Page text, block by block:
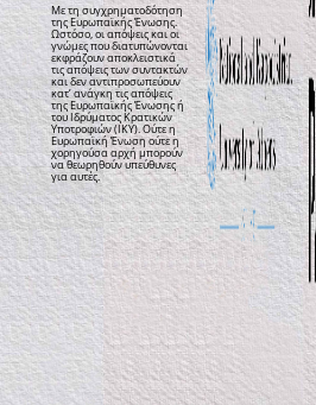
Με τη συγχρηματοδότηση
της Ευρωπαϊκής Ένωσης.
Ωστόσο, οι απόψεις και οι
γνώμες που διατυπώνονται
εκφράζουν αποκλειστικά
τις απόψεις των συντακτών
και δεν αντιπροσωπεύουν
κατ’ ανάγκη τις απόψεις
της Ευρωπαϊκής Ένωσης ή
του Ιδρύματος Κρατικών
Υποτροφιών (ΙΚΥ). Ούτε η
Ευρωπαϊκή Ένωση ούτε η
χορηγούσα αρχή μπορούν
να θεωρηθούν υπεύθυνες
για αυτές.